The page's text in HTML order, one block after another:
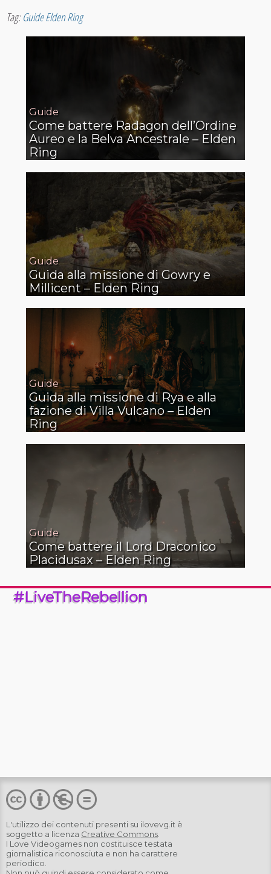
Tag:Guide Elden Ring
Guide
Come battere Radagon dell’Ordine
Aureo e la Belva Ancestrale – Elden
Ring
Guide
Guida alla missione di Gowry e
Millicent – Elden Ring
Guide
Guida alla missione di Rya e alla
fazione di Villa Vulcano – Elden
Ring
Guide
Come battere il Lord Draconico
Placidusax – Elden Ring
#LiveTheRebellion
L'utilizzo dei contenuti presenti su ilovevg.it è
soggetto a licenza Creative Commons
I Love Videogames non costituisce testata
giornalistica riconosciuta e non ha carattere
periodico.